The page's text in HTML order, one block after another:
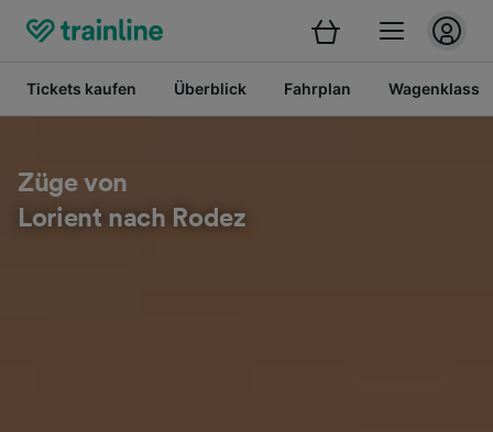
Tickets kaufen Überblick Fahrplan
Züge von
Lorient nach Rodez